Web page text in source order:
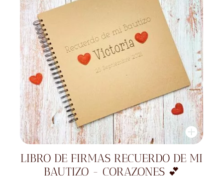
LIBRO DE FIRMAS RECUERDO DE MI
BAUTIZO - CORAZONES 💕